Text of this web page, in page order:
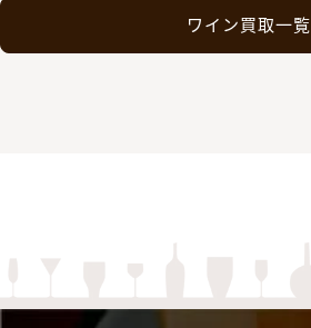
ワイン買取一覧